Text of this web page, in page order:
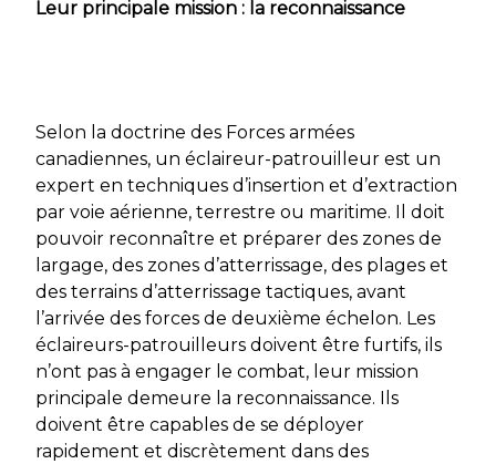
Leur principale mission : la reconnaissance
Selon la doctrine des Forces armées
canadiennes, un éclaireur-patrouilleur est un
expert en techniques d’insertion et d’extraction
par voie aérienne, terrestre ou maritime. Il doit
pouvoir reconnaître et préparer des zones de
largage, des zones d’atterrissage, des plages et
des terrains d’atterrissage tactiques, avant
l’arrivée des forces de deuxième échelon. Les
éclaireurs-patrouilleurs doivent être furtifs, ils
n’ont pas à engager le combat, leur mission
principale demeure la reconnaissance. Ils
doivent être capables de se déployer
rapidement et discrètement dans des